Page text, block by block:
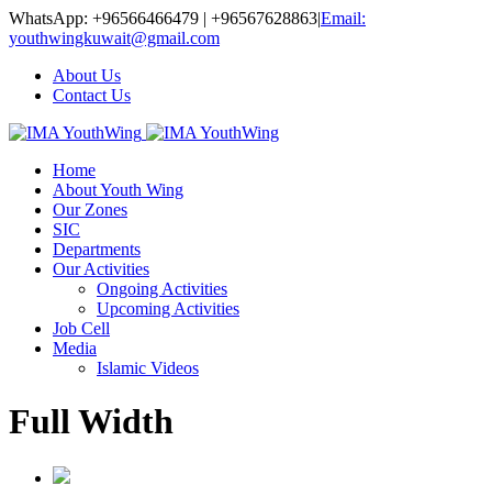
WhatsApp: +96566466479 | +96567628863|Email:
youthwingkuwait@gmail.com
About Us
Contact Us
Home
About Youth Wing
Our Zones
SIC
Departments
Our Activities
Ongoing Activities
Upcoming Activities
Job Cell
Media
Islamic Videos
Full Width